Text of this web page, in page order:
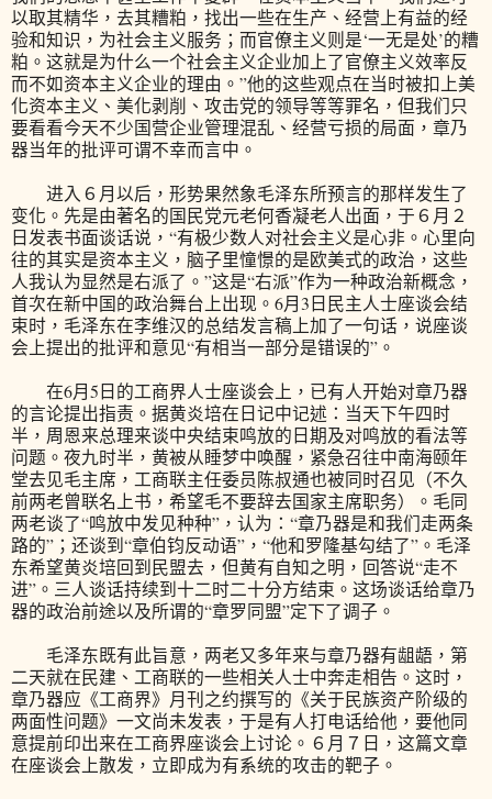
以取其精华，去其糟粕，找出一些在生产、经营上有益的经
验和知识，为社会主义服务；而官僚主义则是‘一无是处’的糟
粕。这就是为什么一个社会主义企业加上了官僚主义效率反
而不如资本主义企业的理由。”他的这些观点在当时被扣上美
化资本主义、美化剥削、攻击党的领导等等罪名，但我们只
要看看今天不少国营企业管理混乱、经营亏损的局面，章乃
器当年的批评可谓不幸而言中。
进入６月以后，形势果然象毛泽东所预言的那样发生了
变化。先是由著名的国民党元老何香凝老人出面，于６月２
日发表书面谈话说，“有极少数人对社会主义是心非。心里向
往的其实是资本主义，脑子里憧憬的是欧美式的政治，这些
人我认为显然是右派了。”这是“右派”作为一种政治新概念，
首次在新中国的政治舞台上出现。6月3日民主人士座谈会结
束时，毛泽东在李维汉的总结发言稿上加了一句话，说座谈
会上提出的批评和意见“有相当一部分是错误的”。
在6月5日的工商界人士座谈会上，已有人开始对章乃器
的言论提出指责。据黄炎培在日记中记述：当天下午四时
半，周恩来总理来谈中央结束鸣放的日期及对鸣放的看法等
问题。夜九时半，黄被从睡梦中唤醒，紧急召往中南海颐年
堂去见毛主席，工商联主任委员陈叔通也被同时召见（不久
前两老曾联名上书，希望毛不要辞去国家主席职务）。毛同
两老谈了“鸣放中发见种种”，认为：“章乃器是和我们走两条
路的”；还谈到“章伯钧反动语”，“他和罗隆基勾结了”。毛泽
东希望黄炎培回到民盟去，但黄有自知之明，回答说“走不
进”。三人谈话持续到十二时二十分方结束。这场谈话给章乃
器的政治前途以及所谓的“章罗同盟”定下了调子。
毛泽东既有此旨意，两老又多年来与章乃器有龃龉，第
二天就在民建、工商联的一些相关人士中奔走相告。这时，
章乃器应《工商界》月刊之约撰写的《关于民族资产阶级的
两面性问题》一文尚未发表，于是有人打电话给他，要他同
意提前印出来在工商界座谈会上讨论。６月７日，这篇文章
在座谈会上散发，立即成为有系统的攻击的靶子。